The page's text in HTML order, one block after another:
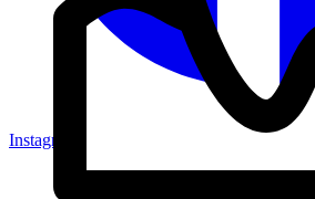
Instagram